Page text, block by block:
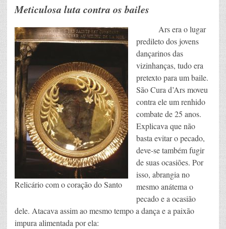
Meticulosa luta contra os bailes
Relicário com o coração do Santo
Ars era o lugar
predileto dos jovens
dançarinos das
vizinhanças, tudo era
pretexto para um baile.
São Cura d’Ars moveu
contra ele um renhido
combate de 25 anos.
Explicava que não
basta evitar o pecado,
deve-se também fugir
de suas ocasiões. Por
isso, abrangia no
mesmo anátema o
pecado e a ocasião
dele. Atacava assim ao mesmo tempo a dança e a paixão
impura alimentada por ela: